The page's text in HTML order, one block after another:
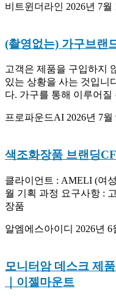
비트윈더라인 2026년 7월
(촬영없는) 가구브랜
고객은 제품을 구입하지
있는 상황을 사는 것입니
다. 가구를 통해 이루어질
프로파운드AI 2026년 7월
색조화장품 브랜딩
클라이언트 : AMELI (여
월 기획 과정 요구사항 :
장품
알엠에스아이디 2026년 6
모니터암 데스크 제
｜이젤마운트